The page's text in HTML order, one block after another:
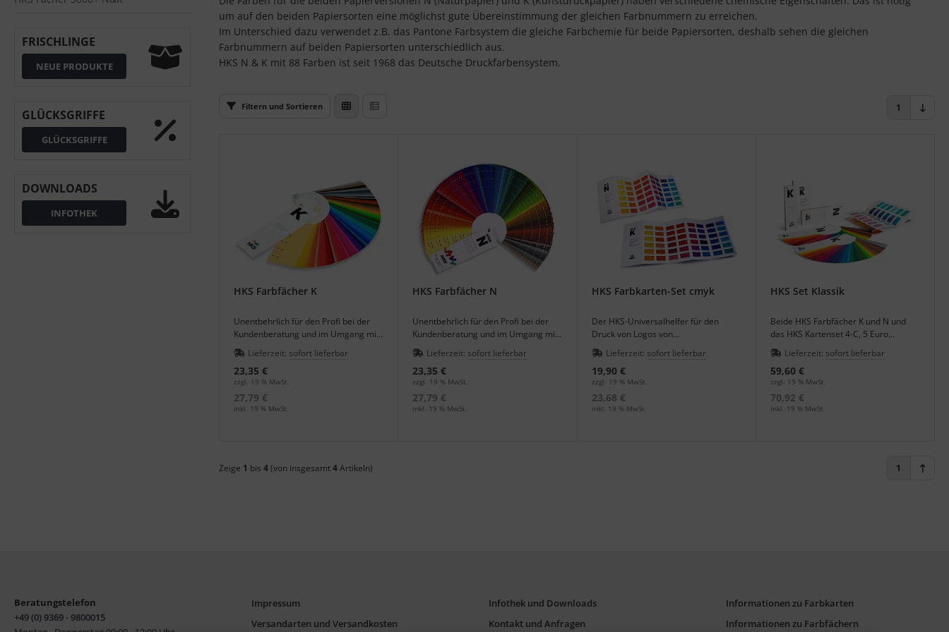
FRISCHLINGE
NEUE PRODUKTE
GLÜCKSGRIFFE
GLÜCKSGRIFFE
DOWNLOADS
INFOTHEK
um auf den beiden Papiersorten eine möglichst gute Übereinstimmung der gleichen Farbnummern zu erreichen.
Im Unterschied dazu verwendet z.B. das Pantone Farbsystem die gleiche Farbchemie für beide Papiersorten, deshalb sehen die gleichen
Farbnummern auf beiden Papiersorten unterschiedlich aus.
HKS N & K mit 88 Farben ist seit 1968 das Deutsche Druckfarbensystem.
Filtern und Sortieren 1
HKS Farbfächer K
Unentbehrlich für den Profi bei der
Kundenberatung und im Umgang mit
Schmuckfarben auf Kunstdruckpapier.
Lieferzeit: sofort lieferbar
23,35 €
zzgl. 19 % MwSt.
27,79 €
inkl. 19 % MwSt.
HKS Farbfächer N
Unentbehrlich für den Profi bei der
Kundenberatung und im Umgang mit
Schmuckfarben auf Kunstdruckpapier.
Lieferzeit: sofort lieferbar
23,35 €
zzgl. 19 % MwSt.
27,79 €
inkl. 19 % MwSt.
HKS Farbkarten-Set cmyk
Der HKS-Universalhelfer für den
Druck von Logos von
Geschäftspapieren auf 4-farbige
Prospekte.
Lieferzeit: sofort lieferbar
19,90 €
zzgl. 19 % MwSt.
23,68 €
inkl. 19 % MwSt.
HKS Set Klassik
Beide HKS Farbfächer K und N und
das HKS Kartenset 4-C, 5 Euro
gespart.
Lieferzeit: sofort lieferbar
59,60 €
zzgl. 19 % MwSt.
70,92 €
inkl. 19 % MwSt.
Zeige 1 bis 4(von insgesamt4Artikeln) 1
Beratungstelefon
+49 (0) 9369 - 9800015
Impressum
Versandarten und Versandkosten
Infothek und Downloads
Kontakt und Anfragen
Informationen zu Farbkarten
Informationen zu Farbfächern
GmbH